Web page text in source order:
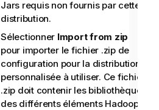
Jars requis non fournis par cette
distribution.
Sélectionner Import from zip
pour importer le fichier .zip de
configuration pour la distribution
personnalisée à utiliser. Ce fichier
.zip doit contenir les bibliothèques
des différents éléments Hadoop